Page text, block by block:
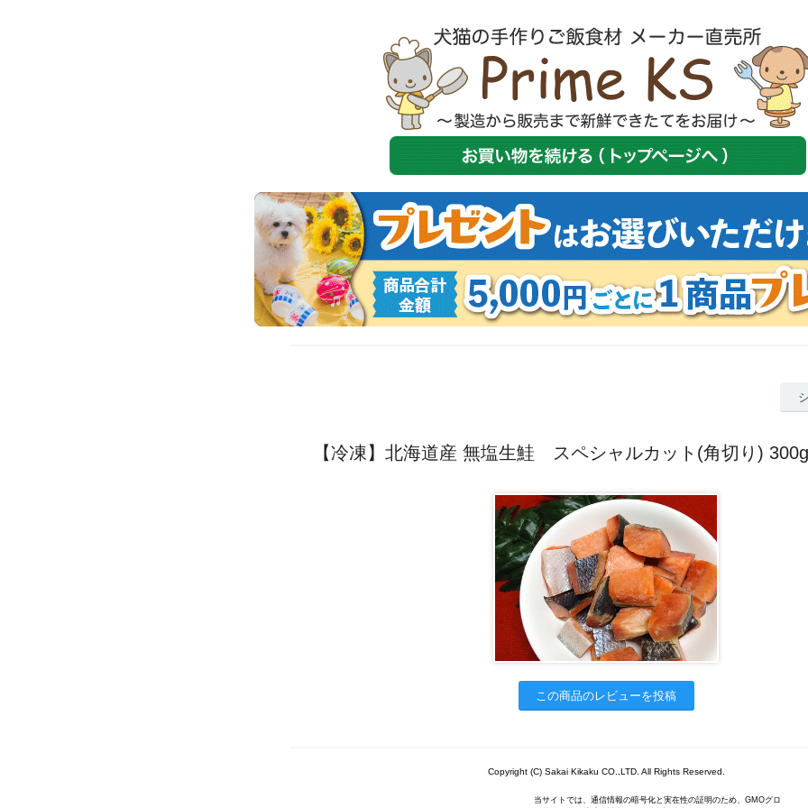
【冷凍】北海道産 無塩生鮭 スペシャルカット(角切り)
この商品のレビューを投稿
Copyright (C) Sakai Kikaku CO.,LTD. All Rights Reserved.
当サイトでは、通信情報の暗号化と実在性の証明のため、GMOグロ